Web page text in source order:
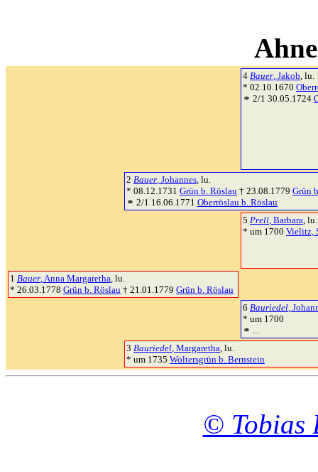
4 Bauer, Jakob, lu.
* 02.10.1670
⚭ 2/1 30.05.1724
2 Bauer, Johannes, lu.
* 08.12.1731 Grün b. Röslau † 23.08.1779 Grün
⚭ 2/1 16.06.1771 Oberröslau b. Röslau
5 Prell, Barbara, lu.
* um 1700 Vielitz,
1 Bauer, Anna Margaretha, lu.
* 26.03.1778 Grün b. Röslau † 21.01.1779 Grün b. Röslau
6 Bauriedel,
* um 1700
⚭ ...
3 Bauriedel, Margaretha, lu.
* um 1735 Woltersgrün b. Bernstein
© Tobias